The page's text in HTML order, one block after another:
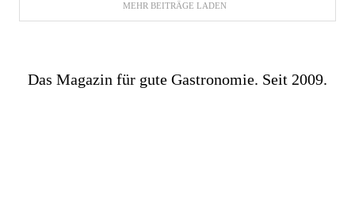
MEHR BEITRÄGE LADEN
Das Magazin für gute Gastronomie. Seit 2009.